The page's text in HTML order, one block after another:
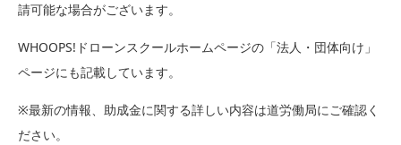
請可能な場合がございます。
WHOOPS!ドローンスクールホームページの「法人・団体向け」
ページにも記載しています。
※最新の情報、助成金に関する詳しい内容は道労働局にご確認く
ださい。